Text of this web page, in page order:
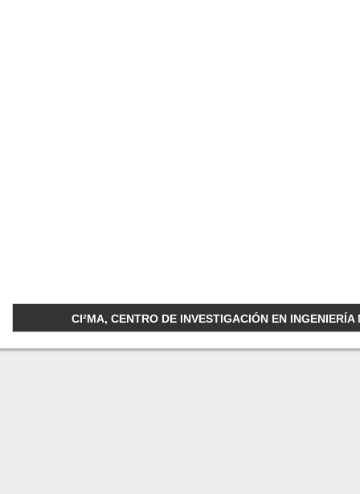
CI²MA, CENTRO DE INVESTIGACIÓN EN